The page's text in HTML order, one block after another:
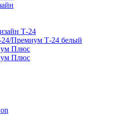
Т-24
Премиум Т-24 белый
Плюс
Плюс